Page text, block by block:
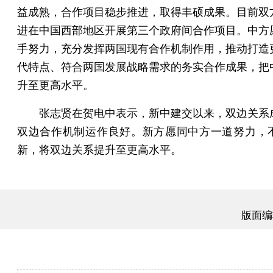
益成熟，合作项目稳步推进，取得丰硕成果。目前双
进在中国西部地区开展第三个政府间合作项目。中方
手努力，充分发挥两国现有合作机制作用，推动打造
代特点、符合两国发展战略需求的务实合作成果，把
升至更高水平。
张志贤在贺电中表示，新中建交以来，双边关系
双边合作机制运作良好。新方愿同中方一道努力，
新，将双边关系提升至更高水平。
版面